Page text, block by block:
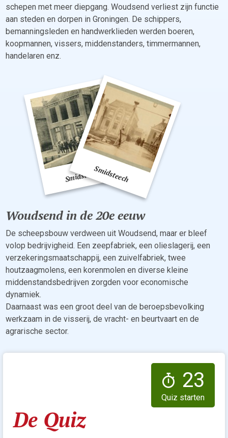
schepen met meer diepgang. Woudsend verliest zijn functie
aan steden en dorpen in Groningen. De schippers,
bemanningsleden en handwerklieden werden boeren,
koopmannen, vissers, middenstanders, timmermannen,
handelaren enz.
Woudsend in de 20e eeuw
De scheepsbouw verdween uit Woudsend, maar er bleef
volop bedrijvigheid. Een zeepfabriek, een olieslagerij, een
verzekeringsmaatschappij, een zuivelfabriek, twee
houtzaagmolens, een korenmolen en diverse kleine
middenstandsbedrijven zorgden voor economische
dynamiek.
Daarnaast was een groot deel van de beroepsbevolking
werkzaam in de visserij, de vracht- en beurtvaart en de
agrarische sector.
De Quiz
23
Quiz starten